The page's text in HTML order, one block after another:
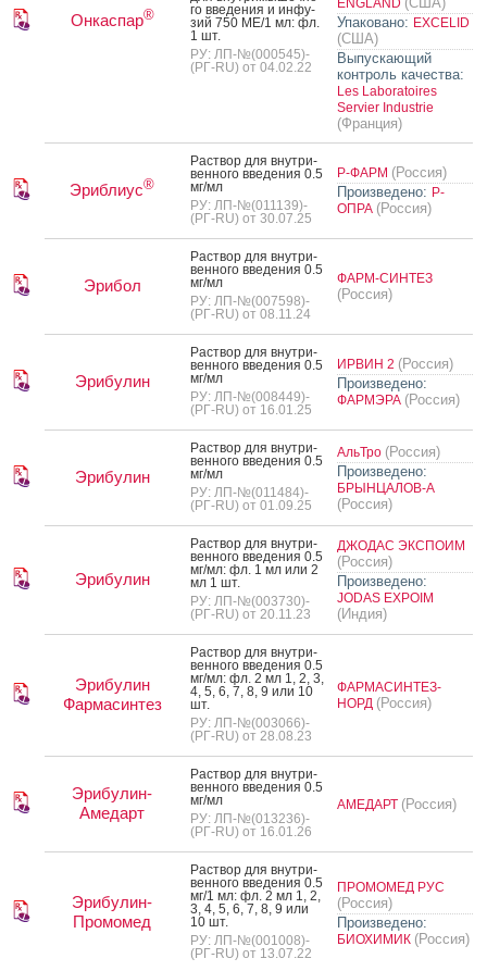
Онкаспар®
го вве­дения и ин­фу­
зий 750 МЕ/1 мл: фл.
1 шт.
РУ: ЛП-№(000545)-
(РГ-RU) от 04.02.22
ENGLAND
Упаковано: EXCELID
(США)
Выпускающий
контроль качества:
Les Laboratoires
Servier Industrie
(Франция)
Эриблиус®
Рас­твор для внут­ри­
вен­но­го вве­дения 0.5
мг/мл
РУ: ЛП-№(011139)-
(РГ-RU) от 30.07.25
Р-ФАРМ (Россия)
Произведено: Р-
ОПРА (Россия)
Эрибол
Рас­твор для внут­ри­
вен­но­го вве­дения 0.5
мг/мл
РУ: ЛП-№(007598)-
(РГ-RU) от 08.11.24
ФАРМ-СИНТЕЗ
(Россия)
Эрибулин
Рас­твор для внут­ри­
вен­но­го вве­дения 0.5
мг/мл
РУ: ЛП-№(008449)-
(РГ-RU) от 16.01.25
ИРВИН 2 (Россия)
Произведено:
ФАРМЭРА (Россия)
Эрибулин
Рас­твор для внут­ри­
вен­но­го вве­дения 0.5
мг/мл
РУ: ЛП-№(011484)-
(РГ-RU) от 01.09.25
АльТро (Россия)
Произведено:
БРЫНЦАЛОВ-А
(Россия)
Эрибулин
Рас­твор для внут­ри­
вен­но­го вве­дения 0.5
мг/мл: фл. 1 мл или 2
мл 1 шт.
РУ: ЛП-№(003730)-
(РГ-RU) от 20.11.23
ДЖОДАС ЭКСПОИМ
(Россия)
Произведено:
JODAS EXPOIM
(Индия)
Эрибулин
Фармасинтез
Рас­твор для внут­ри­
вен­но­го вве­дения 0.5
мг/мл: фл. 2 мл 1, 2, 3,
4, 5, 6, 7, 8, 9 или 10
шт.
РУ: ЛП-№(003066)-
(РГ-RU) от 28.08.23
ФАРМАСИНТЕЗ-
НОРД (Россия)
Эрибулин-
Амедарт
Рас­твор для внут­ри­
вен­но­го вве­дения 0.5
мг/мл
РУ: ЛП-№(013236)-
(РГ-RU) от 16.01.26
АМЕДАРТ (Россия)
Эрибулин-
Промомед
Рас­твор для внут­ри­
вен­но­го вве­дения 0.5
мг/1 мл: фл. 2 мл 1, 2,
3, 4, 5, 6, 7, 8, 9 или
10 шт.
РУ: ЛП-№(001008)-
(РГ-RU) от 13.07.22
ПРОМОМЕД РУС
(Россия)
Произведено:
БИОХИМИК (Россия)